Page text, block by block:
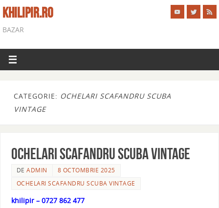
KHILIPIR.RO
BAZAR
CATEGORIE: OCHELARI SCAFANDRU SCUBA
VINTAGE
OCHELARI SCAFANDRU SCUBA VINTAGE
DEADMIN
8 OCTOMBRIE 2025
OCHELARI SCAFANDRU SCUBA VINTAGE
khilipir – 0727 862 477